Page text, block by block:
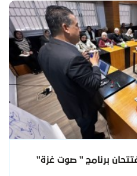
برنامج " صوت غزة"